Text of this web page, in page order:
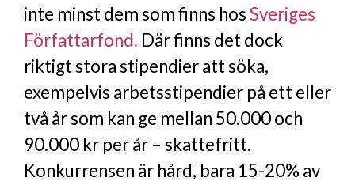
inte minst dem som finns hosSveriges
Författarfond. Där finns det dock
riktigt stora stipendier att söka,
exempelvis arbetsstipendier på ett eller
två år som kan ge mellan 50.000 och
90.000 kr per år – skattefritt.
Konkurrensen är hård, bara 15-20% av